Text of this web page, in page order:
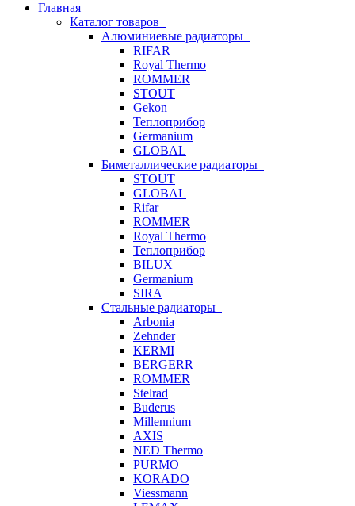
Главная
Каталог товаров
Алюминиевые радиаторы
RIFAR
Royal Thermo
ROMMER
STOUT
Gekon
Теплоприбор
Germanium
GLOBAL
Биметаллические радиаторы
STOUT
GLOBAL
Rifar
ROMMER
Royal Thermo
Теплоприбор
BILUX
Germanium
SIRA
Стальные радиаторы
Arbonia
Zehnder
KERMI
BERGERR
ROMMER
Stelrad
Buderus
Millennium
AXIS
NED Thermo
PURMO
KORADO
Viessmann